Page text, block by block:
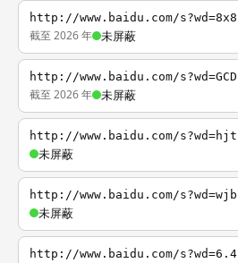
http://www.baidu.com/s?wd=8x8
截至 2026 年 未屏蔽
http://www.baidu.com/s?wd=GCD
截至 2026 年 未屏蔽
http://www.baidu.com/s?wd=hjt
未屏蔽
http://www.baidu.com/s?wd=wjb
未屏蔽
http://www.baidu.com/s?wd=6.4